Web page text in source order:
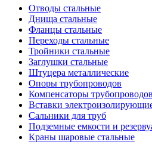
Отводы стальные
Днища стальные
Фланцы стальные
Переходы стальные
Тройники стальные
Заглушки стальные
Штуцера металлические
Опоры трубопроводов
Компенсаторы трубопроводов
Вставки
Сальники для труб
Подземные емкости и
Краны шаровые стальные